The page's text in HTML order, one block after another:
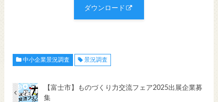
ダウンロード
中小企業景況調査 景況調査
【富士市】ものづくり力交流フェア2025出展企業募
集